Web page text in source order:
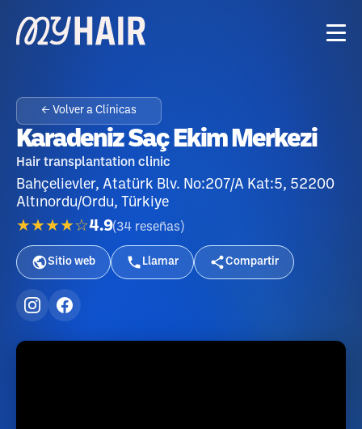
← Volver a Clínicas
Karadeniz Saç Ekim Merkezi
Hair transplantation clinic
Bahçelievler, Atatürk Blv. No:207/A Kat:5, 52200
Altınordu/Ordu, Türkiye
★★★★☆4.9(34 reseñas )
Sitio web Llamar Compartir